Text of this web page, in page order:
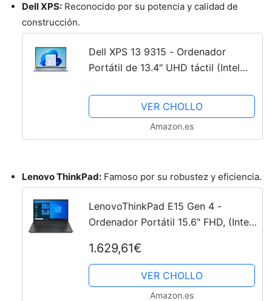
Dell XPS: Reconocido por su potencia y calidad de
construcción.
Dell XPS 13 9315 - Ordenador
Portátil de 13.4" UHD táctil (Intel
SSD, Intel Iris Xe Graphics,Windows
11 Home) Sky - Teclado...
VER CHOLLO
Amazon.es
Lenovo ThinkPad: Famoso por su robustez y eficiencia.
LenovoThinkPad E15 Gen 4 -
Ordenador Portátil 15.6" FHD, (Intel
Integrated Intel Iris Xe Graphics,
Windows 11 Pro 64),...
1.629,61€
VER CHOLLO
Amazon.es